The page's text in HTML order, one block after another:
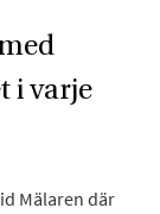
i varje
Mälaren där